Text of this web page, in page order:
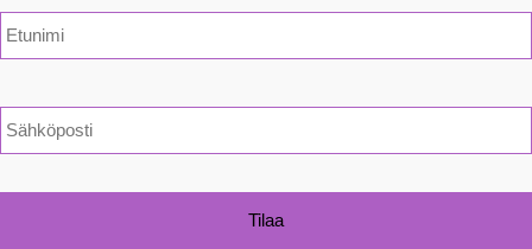
S
ä
ö